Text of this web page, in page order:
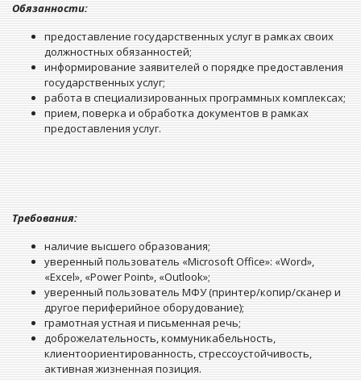
Обязанности:
предоставление государственных услуг в рамках своих
должностных обязанностей;
информирование заявителей о порядке предоставления
государственных услуг;
работа в специализированных программных комплексах;
прием, поверка и обработка документов в рамках
предоставления услуг.
Требования:
наличие высшего образования;
уверенный пользователь «Microsoft Office»: «Word»,
«Excel», «Power Point», «Outlook»;
уверенный пользователь МФУ (принтер/копир/сканер и
другое периферийное оборудование);
грамотная устная и письменная речь;
доброжелательность, коммуникабельность,
клиентоориентированность, стрессоустойчивость,
активная жизненная позиция.